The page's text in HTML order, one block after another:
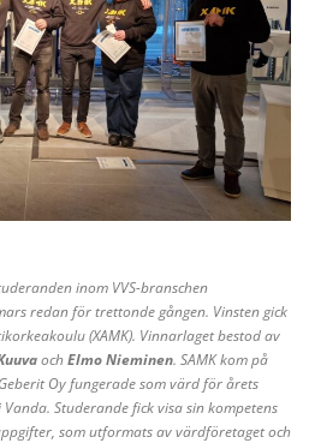
inom VVS-branschen
redan för trettonde gången. Vinsten gick
(XAMK). Vinnarlaget bestod av
ochElmo Nieminen. SAMK kom på
Oy fungerade som värd för årets
Studerande fick visa sin kompetens
som utformats av värdföretaget och